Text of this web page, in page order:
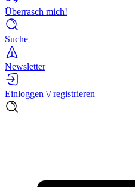
Überrasch mich!
Suche
Newsletter
Einloggen \/ registrieren